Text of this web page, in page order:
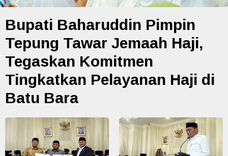
Bupati Baharuddin Pimpin
Tepung Tawar Jemaah Haji,
Tegaskan Komitmen
Tingkatkan Pelayanan Haji di
Batu Bara